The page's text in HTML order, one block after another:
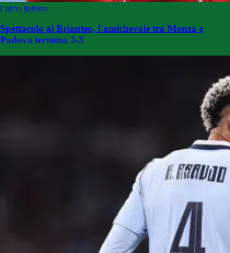
Calcio Italiano
Spettacolo al Brianteo, l'amichevole tra Monza e
Padova termina 3-3